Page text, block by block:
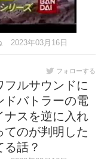
2023年03月16日
フォローする
フルサウンドに
ドバトラーの電
ナスを逆に入れ
てのが判明した
話？